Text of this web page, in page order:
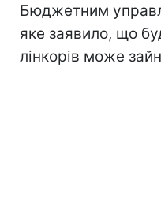
Бюджетним
яке заявило, що
лінкорів може